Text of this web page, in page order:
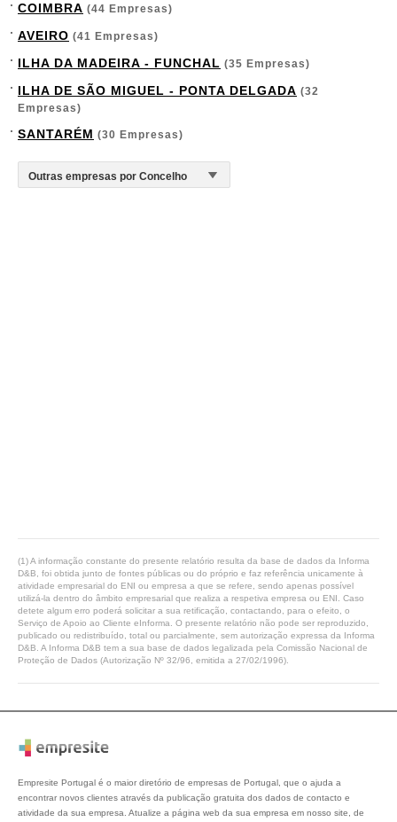
COIMBRA (44 Empresas)
AVEIRO (41 Empresas)
ILHA DA MADEIRA - FUNCHAL (35 Empresas)
ILHA DE SÃO MIGUEL - PONTA DELGADA (32
Empresas)
SANTARÉM (30 Empresas)
(1) A informação constante do presente relatório resulta da base de dados da Informa
D&B, foi obtida junto de fontes públicas ou do próprio e faz referência unicamente à
atividade empresarial do ENI ou empresa a que se refere, sendo apenas possível
utilizá-la dentro do âmbito empresarial que realiza a respetiva empresa ou ENI. Caso
detete algum erro poderá solicitar a sua retificação, contactando, para o efeito, o
Serviço de Apoio ao Cliente eInforma. O presente relatório não pode ser reproduzido,
publicado ou redistribuído, total ou parcialmente, sem autorização expressa da Informa
D&B. A Informa D&B tem a sua base de dados legalizada pela Comissão Nacional de
Proteção de Dados (Autorização Nº 32/96, emitida a 27/02/1996).
Empresite Portugal é o maior diretório de empresas de Portugal, que o ajuda a
encontrar novos clientes através da publicação gratuita dos dados de contacto e
atividade da sua empresa. Atualize a página web da sua empresa em nosso site, de